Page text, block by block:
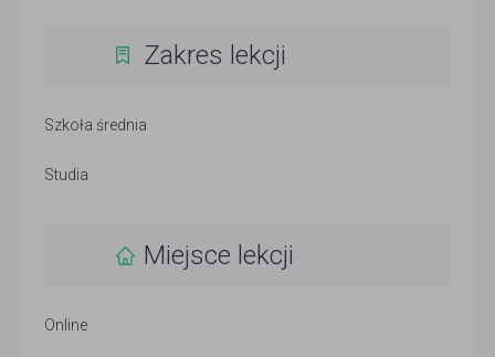
Zakres lekcji
Szkoła średnia
Studia
Miejsce lekcji
Online